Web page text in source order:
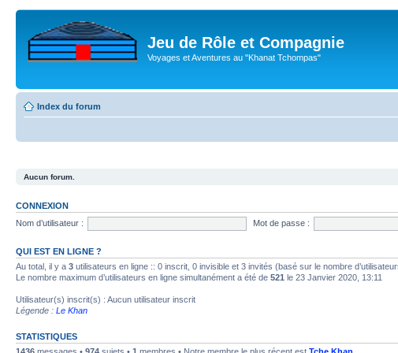
Jeu de Rôle et Compagnie
Voyages et Aventures au "Khanat Tchompas"
Index du forum
Aucun forum.
CONNEXION
Nom d’utilisateur :
Mot de passe :
QUI EST EN LIGNE ?
Au total, il y a 3 utilisateurs en ligne :: 0 inscrit, 0 invisible et 3 invités (basé sur le nombre
Le nombre maximum d’utilisateurs en ligne simultanément a été de 521 le 23 Janvier 2020, 13:11
Utilisateur(s) inscrit(s) : Aucun utilisateur inscrit
Légende : Le Khan
STATISTIQUES